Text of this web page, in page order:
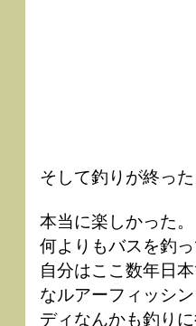
そして釣りが終っ
本当に楽しかった。
何よりもバスを釣
自分はここ数年日
なルアーフィッシ
ディなんかも釣り